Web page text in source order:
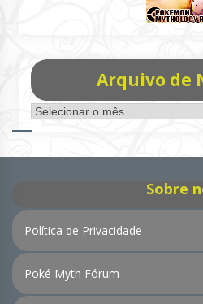
Arquivo de
Arquivo
de
Sobre
Política de Privacidade
Poké Myth Fórum